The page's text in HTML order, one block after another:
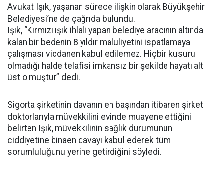
Avukat Işık, yaşanan sürece ilişkin olarak Büyükşehir
Belediyesi’ne de çağrıda bulundu.
Işık, “Kırmızı ışık ihlali yapan belediye aracının altında
kalan bir bedenin 8 yıldır maluliyetini ispatlamaya
çalışması vicdanen kabul edilemez. Hiçbir kusuru
olmadığı halde telafisi imkansız bir şekilde hayatı alt
üst olmuştur” dedi.
Sigorta şirketinin davanın en başından itibaren şirket
doktorlarıyla müvekkilini evinde muayene ettiğini
belirten Işık, müvekkilinin sağlık durumunun
ciddiyetine binaen davayı kabul ederek tüm
sorumluluğunu yerine getirdiğini söyledi.